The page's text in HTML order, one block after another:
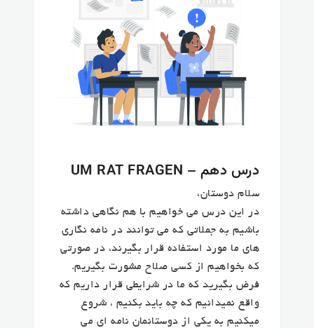
درس دهم – UM RAT FRAGEN
سلام دوستان،
در این درس می خواهیم با هم نگاهی داشته
باشیم به جملاتی که می توانند در نامه نگاری
های ما مورد استفاده قرار بگیرند، در صورتی
که بخواهیم از کسی صلاح مشورت بگیریم.
فرض بگیرید که ما در شرایطی قرار داریم که
واقع نمیدانیم که چه باید بکنیم ، شروع
میکنیم به یکی از دوستانمان نامه ای می